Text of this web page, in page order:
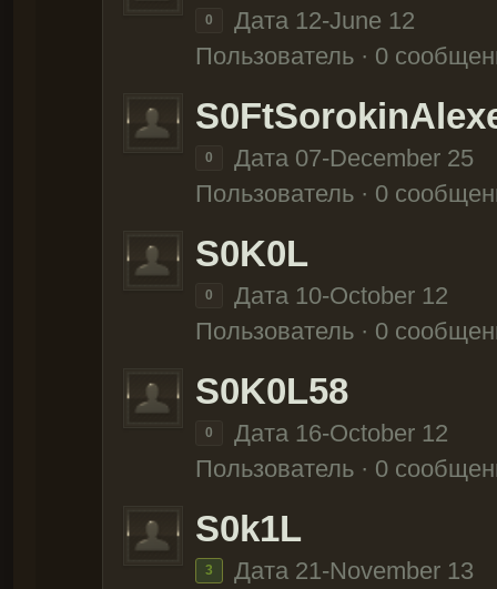
0
Дата 12-June 12
Пользователь · 0
0
Дата 07-December 25
Пользователь · 0
S0K0L
0
Дата 10-October 12
Пользователь · 0
S0K0L58
0
Дата 16-October 12
Пользователь · 0
S0k1L
3
Дата 21-November 13